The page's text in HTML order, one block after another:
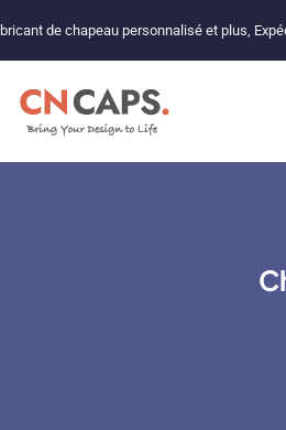
de chapeau personnalisé et plus,